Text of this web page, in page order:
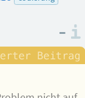
–